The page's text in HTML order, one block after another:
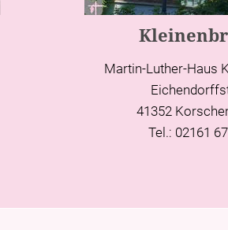
Martin-Luther-Haus
41352
Tel.: 02161